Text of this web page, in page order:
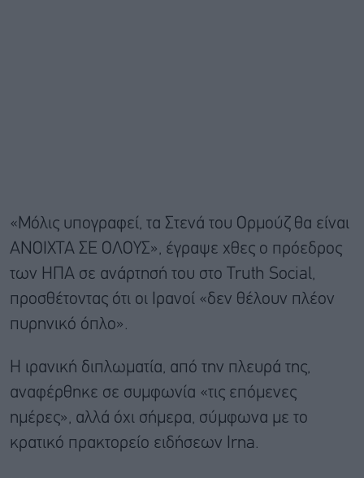
«Μόλις υπογραφεί, τα Στενά του Ορμούζ θα είναι
ΑΝΟΙΧΤΑ ΣΕ ΟΛΟΥΣ», έγραψε χθες ο πρόεδρος
των ΗΠΑ σε ανάρτησή του στο Truth Social,
προσθέτοντας ότι οι Ιρανοί «δεν θέλουν πλέον
πυρηνικό όπλο».
Η ιρανική διπλωματία, από την πλευρά της,
αναφέρθηκε σε συμφωνία «τις επόμενες
ημέρες», αλλά όχι σήμερα, σύμφωνα με το
κρατικό πρακτορείο ειδήσεων Irna.